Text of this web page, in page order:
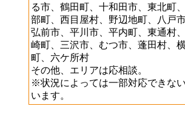
る市、鶴田町、十和田市、東北町
部町、西目屋村、野辺地町、八戸市
弘前市、平川市、平内町、東通村
崎町、三沢市、むつ市、蓬田村、
町、六ケ所村
その他、エリアは応相談。
※状況によっては一部対応できな
います。